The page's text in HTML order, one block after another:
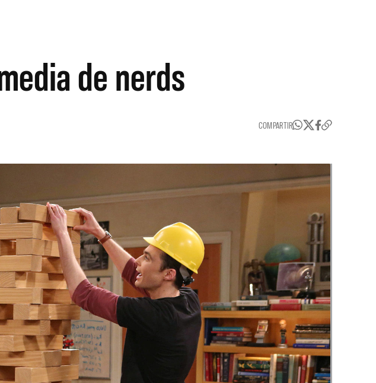
de nerds
COMPARTIR